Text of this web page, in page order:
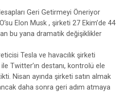
Geri Getirmeyi Öneriyor
Elon Musk , şirketi 27 Ekim’de 44
bu yana dramatik değişiklikler
Tesla ve havacılık şirketi
Twitter’ın destanı, kontrolü ele
Nisan ayında şirketi satın almak
daha sonra geri adım atmaya